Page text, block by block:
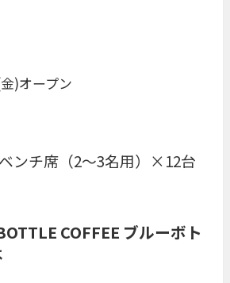
)オープン
ンチ席（2〜3名用）×12台
COFFEE ブルーボト